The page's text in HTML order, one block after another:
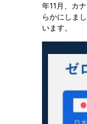
年11月、カ
らかにしま
います。